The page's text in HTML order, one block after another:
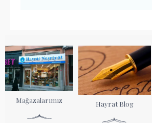
Mağazalarımız Hayrat Blog